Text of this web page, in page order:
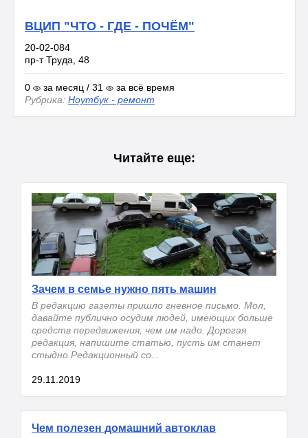
ВЦИП "ЧТО - ГДЕ - ПОЧЁМ"
20-02-084
пр-т Труда, 48
0 за месяц / 31
за всё время
Рубрика: Ноутбук - ремонт
Читайте еще:
Зачем в семье нужно пять машин
В редакцию газеты пришло гневное письмо. Мол,
давайте публично осудим людей, имеющих больше
средств передвижения, чем им надо. Дорогая
редакция, напишите статью, пусть им станет
стыдно.Редакционный со...
29.11.2019
Чем полезен домашний автоклав